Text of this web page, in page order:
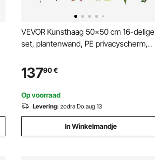
VEVOR Kunsthaag 50x50 cm 16-delige
set, plantenwand, PE privacyscherm,
kunstplanten balkonbekleding voor
bruiloften, buitentuinen, achtertuinen
13790€
Op voorraad
Levering: zodra Do.aug 13
In Winkelmandje